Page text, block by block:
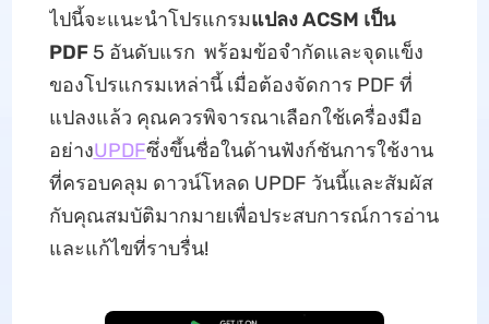
ไปนี้จะแนะนำโปรแกรมแปลง ACSM เป็น
PDF5 อันดับแรก พร้อมข้อจำกัดและจุดแข็ง
ของโปรแกรมเหล่านี้ เมื่อต้องจัดการ PDF ที่
แปลงแล้ว คุณควรพิจารณาเลือกใช้เครื่องมือ
อย่างUPDFซึ่งขึ้นชื่อในด้านฟังก์ชันการใช้งาน
ที่ครอบคลุม ดาวน์โหลด UPDF วันนี้และสัมผัส
กับคุณสมบัติมากมายเพื่อประสบการณ์การอ่าน
และแก้ไขที่ราบรื่น!